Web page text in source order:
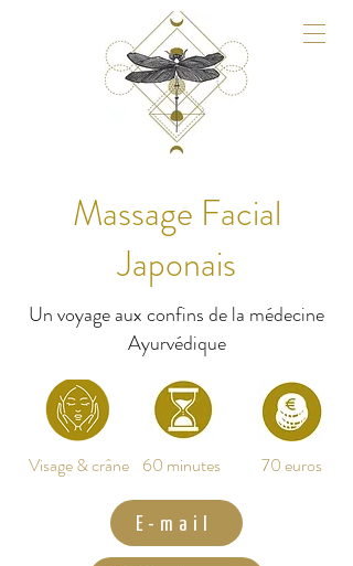
Massage Facial
Japonais
Un voyage aux confins de la médecine
Ayurvédique
Visage & crâne 60 minutes 70 euros
E-mail